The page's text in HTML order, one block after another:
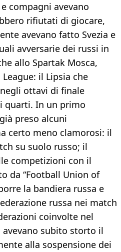
compagni avevano
rifiutati di giocare,
avevano fatto Svezia e
avversarie dei russi in
allo Spartak Mosca,
il Lipsia che
ottavi di finale
quarti. In un primo
preso alcuni
certo meno clamorosi: il
su suolo russo; il
competizioni con il
da “Football Union of
la bandiera russa e
russa nei match
coinvolte nel
avevano subito storto il
alla sospensione dei